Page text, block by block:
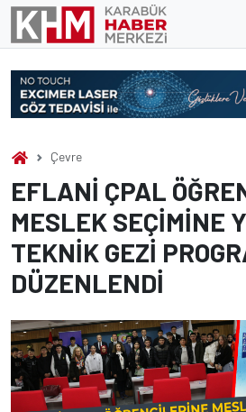
Skip
content
Çevre
EFLANİ ÇPAL
MESLEK SEÇİMİNE
TEKNİK GEZİ
DÜZENLENDİ